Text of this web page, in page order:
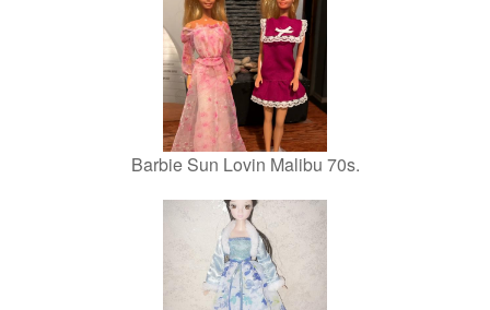
Barbie Sun Lovin Malibu 70s.